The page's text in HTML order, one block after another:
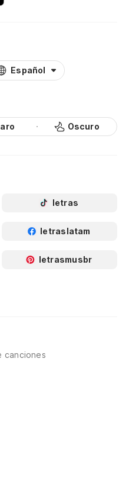
Español
Oscuro
letras
letraslatam
letrasmusbr
canciones